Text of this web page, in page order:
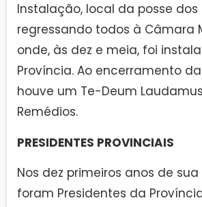
Instalação, local da posse dos
regressando todos à Câmara
onde, às dez e meia, foi
Província. Ao encerramento
houve um Te-Deum
Remédios.
PRESIDENTES PROVINCIAIS
Nos dez primeiros anos de
foram Presidentes da